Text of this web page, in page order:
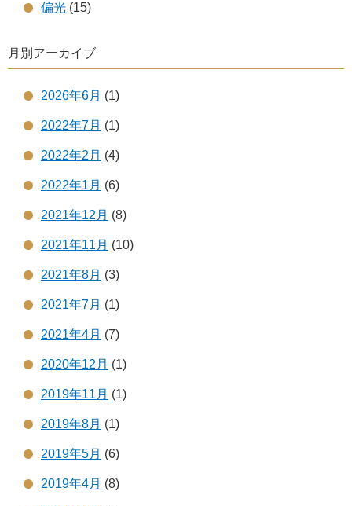
偏光 (15)
月別アーカイブ
2026年6月 (1)
2022年7月 (1)
2022年2月 (4)
2022年1月 (6)
2021年12月 (8)
2021年11月 (10)
2021年8月 (3)
2021年7月 (1)
2021年4月 (7)
2020年12月 (1)
2019年11月 (1)
2019年8月 (1)
2019年5月 (6)
2019年4月 (8)